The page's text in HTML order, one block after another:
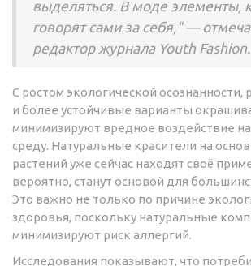
выделяться. В моде элементы,
говорят сами за себя," —
редактор журнала Youth Fashion.
С ростом экологической осознанности,
и более устойчивые варианты
минимизируют вредное воздействие
среду. Натуральные красители на
растений уже сейчас находят своё
вероятно, станут основой для
Это важно не только по причине
здоровья, поскольку натуральные
минимизируют риск аллергий.
Исследования показывают, что